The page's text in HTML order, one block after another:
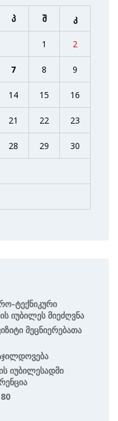
პ შ კ
1 2
7 8 9
14 15 16
21 22 23
28 29 30
Ტექნიკური
Იუბილეს Მიეძღვნა
Მეცნიერებათა
Იუბილესადმი